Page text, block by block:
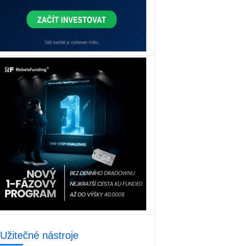
Užitečné nástroje